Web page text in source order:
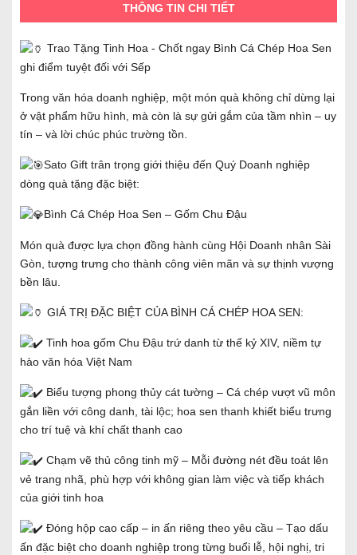
THÔNG TIN CHI TIẾT
Trao Tặng Tinh Hoa - Chốt ngay Bình Cá Chép Hoa Sen
ghi điểm tuyệt đối với Sếp
Trong văn hóa doanh nghiệp, một món quà không chỉ dừng lại
ở vật phẩm hữu hình, mà còn là sự gửi gắm của tầm nhìn – uy
tín – và lời chúc phúc trường tồn.
Sato Gift trân trọng giới thiệu đến Quý Doanh nghiệp
dòng quà tặng đặc biệt:
Bình Cá Chép Hoa Sen – Gốm Chu Đậu
Món quà được lựa chọn đồng hành cùng Hội Doanh nhân Sài
Gòn, tượng trưng cho thành công viên mãn và sự thịnh vượng
bền lâu.
GIÁ TRỊ ĐẶC BIỆT CỦA BÌNH CÁ CHÉP HOA SEN:
Tinh hoa gốm Chu Đậu trứ danh từ thế kỷ XIV, niềm tự
hào văn hóa Việt Nam
Biểu tượng phong thủy cát tường – Cá chép vượt vũ môn
gắn liền với công danh, tài lộc; hoa sen thanh khiết biểu trưng
cho trí tuệ và khí chất thanh cao
Chạm vẽ thủ công tinh mỹ – Mỗi đường nét đều toát lên
vẻ trang nhã, phù hợp với không gian làm việc và tiếp khách
của giới tinh hoa
Đóng hộp cao cấp – in ấn riêng theo yêu cầu – Tạo dấu
ấn đặc biệt cho doanh nghiệp trong từng buổi lễ, hội nghị, tri